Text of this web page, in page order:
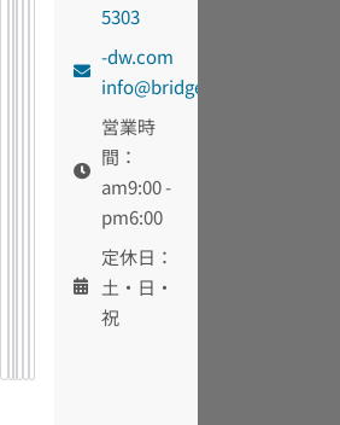
5303
moc.wd-
egdirb
@ofni
営業時
間：
am9:00 -
pm6:00
定休日：
土・日・
祝